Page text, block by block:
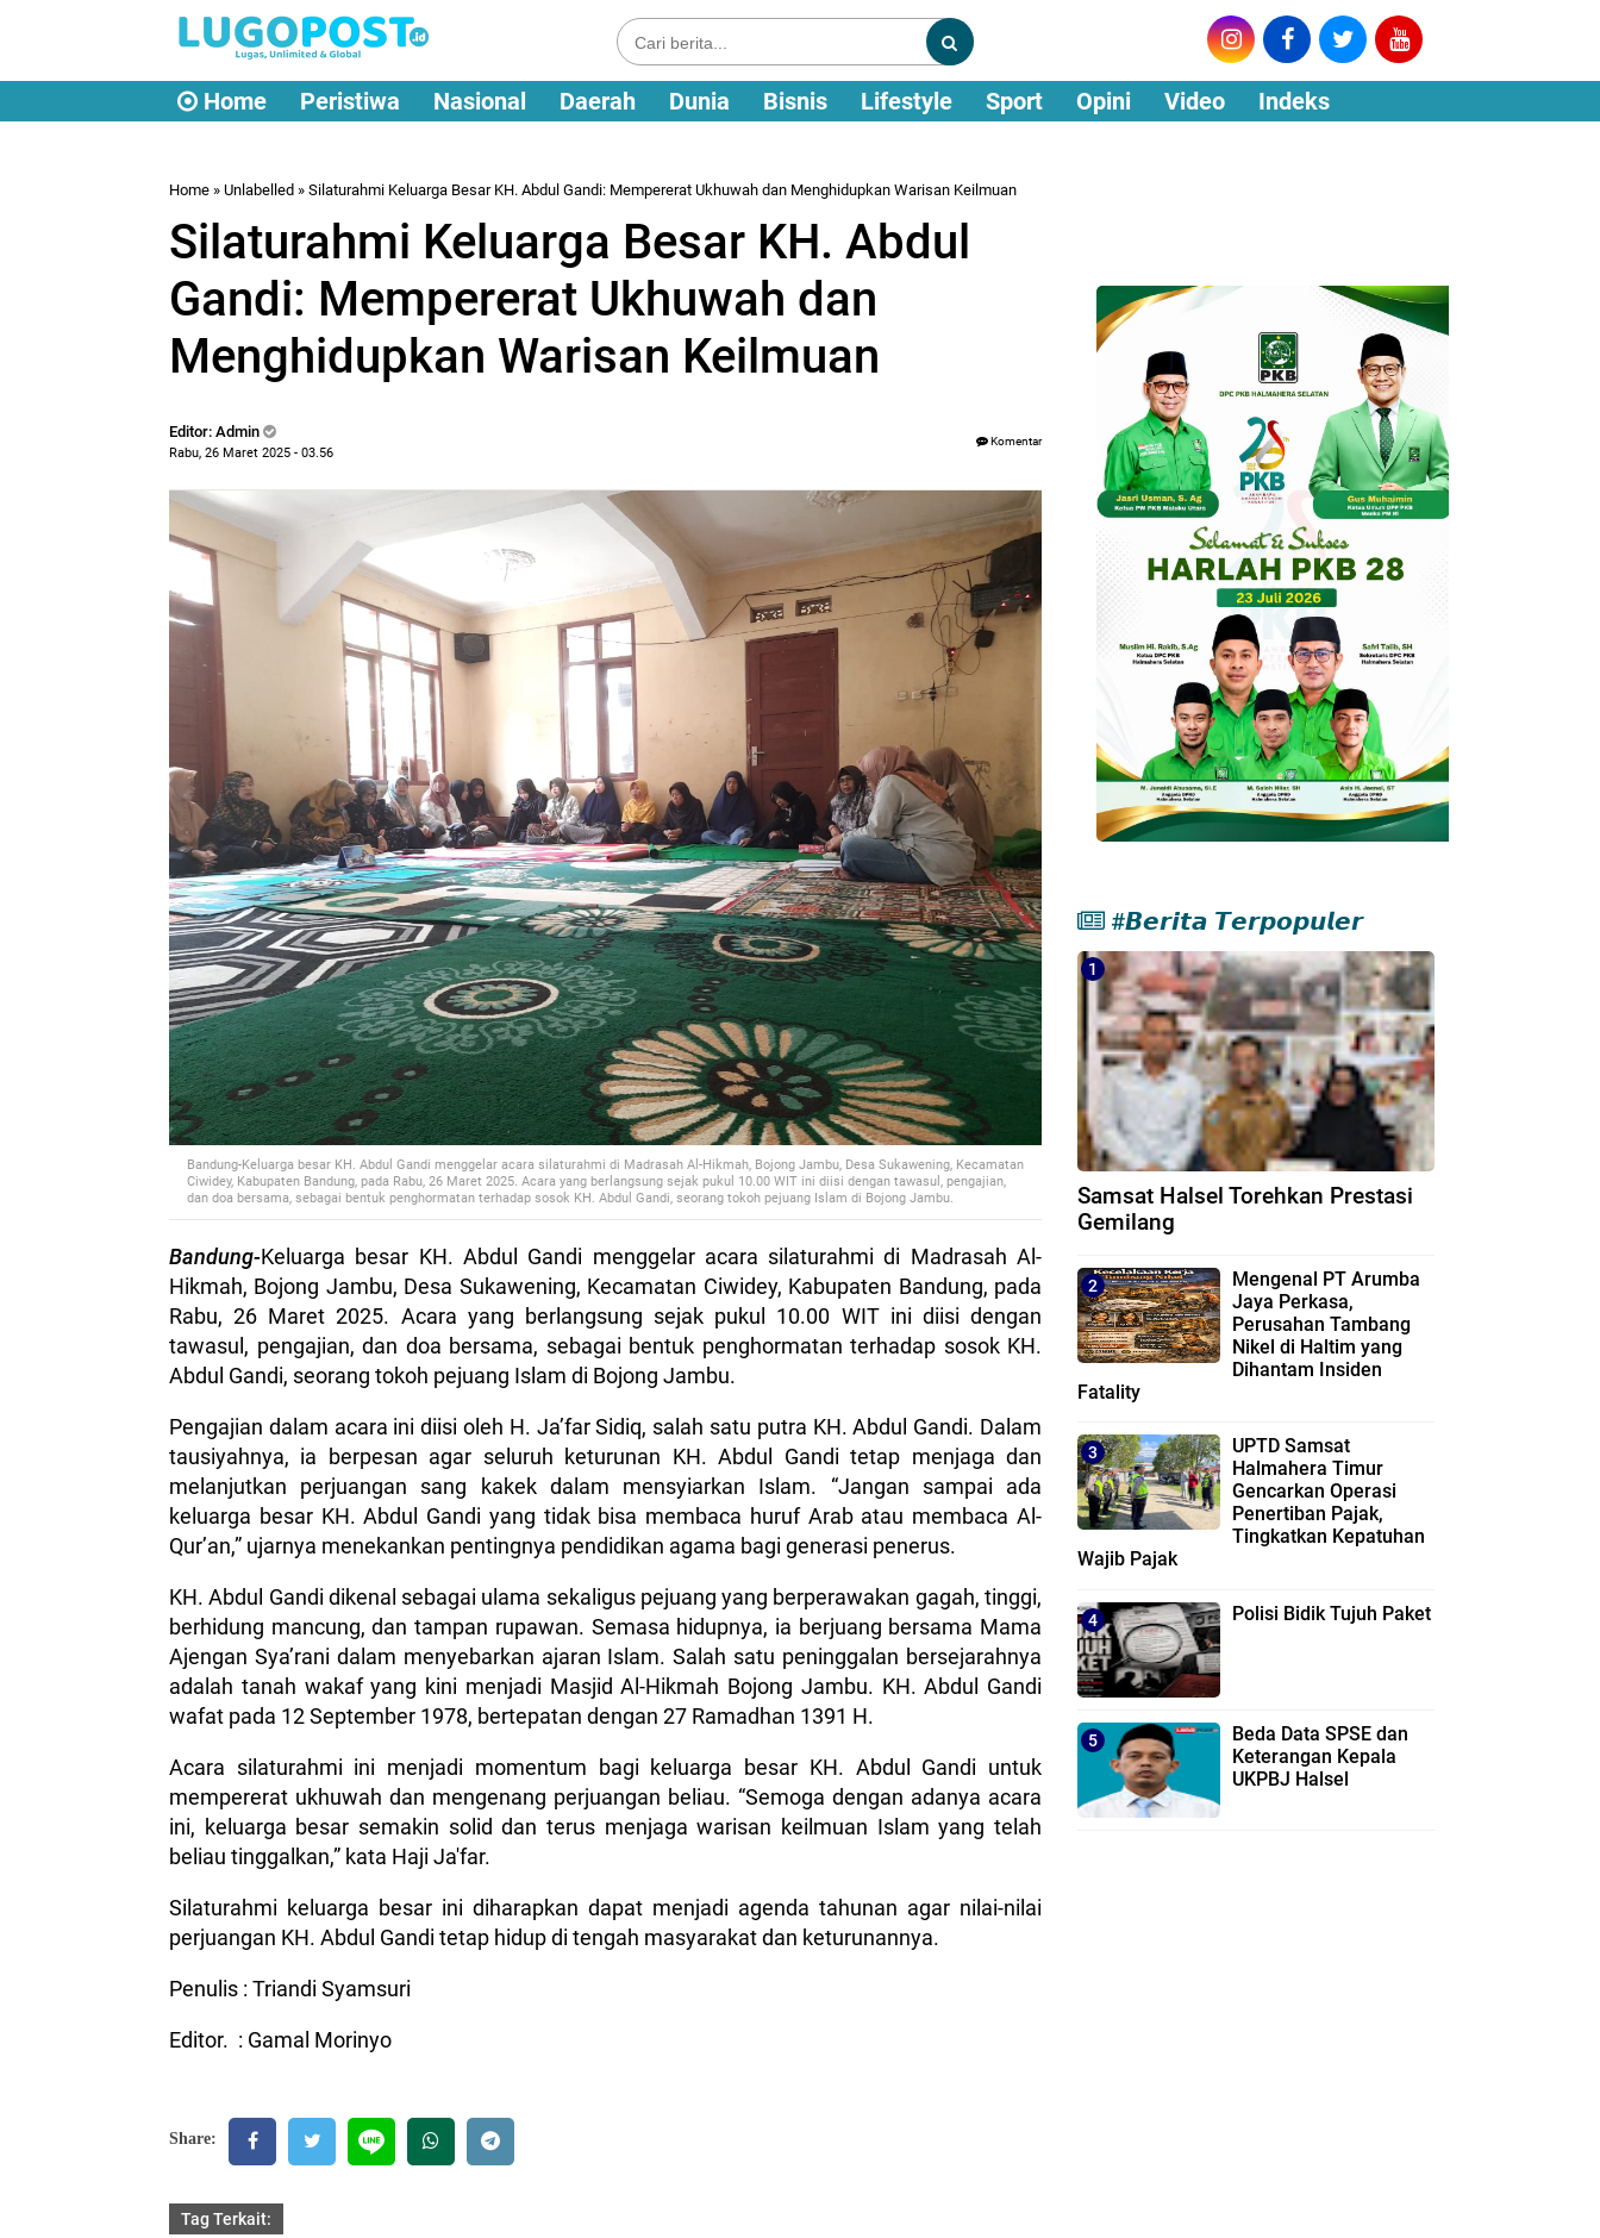
Home Peristiwa Nasional Daerah Dunia Bisnis Lifestyle Sport Opini Video Indeks
Home » Unlabelled » Silaturahmi Keluarga Besar KH. Abdul Gandi: Mempererat Ukhuwah dan Menghidupkan Warisan Keilmuan
Silaturahmi Keluarga Besar KH. Abdul
Gandi: Mempererat Ukhuwah dan
Menghidupkan Warisan Keilmuan
Editor: Admin
Rabu, 26 Maret 2025 - 03.56
Komentar
Bandung-Keluarga besar KH. Abdul Gandi menggelar acara silaturahmi di Madrasah Al-Hikmah, Bojong Jambu, Desa Sukawening, Kecamatan
Ciwidey, Kabupaten Bandung, pada Rabu, 26 Maret 2025. Acara yang berlangsung sejak pukul 10.00 WIT ini diisi dengan tawasul, pengajian,
dan doa bersama, sebagai bentuk penghormatan terhadap sosok KH. Abdul Gandi, seorang tokoh pejuang Islam di Bojong Jambu.
Bandung-Keluarga besar KH. Abdul Gandi menggelar acara silaturahmi di Madrasah Al-
Hikmah, Bojong Jambu, Desa Sukawening, Kecamatan Ciwidey, Kabupaten Bandung, pada
Rabu, 26 Maret 2025. Acara yang berlangsung sejak pukul 10.00 WIT ini diisi dengan
tawasul, pengajian, dan doa bersama, sebagai bentuk penghormatan terhadap sosok KH.
Abdul Gandi, seorang tokoh pejuang Islam di Bojong Jambu.
Pengajian dalam acara ini diisi oleh H. Ja’far Sidiq, salah satu putra KH. Abdul Gandi. Dalam
tausiyahnya, ia berpesan agar seluruh keturunan KH. Abdul Gandi tetap menjaga dan
melanjutkan perjuangan sang kakek dalam mensyiarkan Islam. “Jangan sampai ada
keluarga besar KH. Abdul Gandi yang tidak bisa membaca huruf Arab atau membaca Al-
Qur’an,” ujarnya menekankan pentingnya pendidikan agama bagi generasi penerus.
KH. Abdul Gandi dikenal sebagai ulama sekaligus pejuang yang berperawakan gagah, tinggi,
berhidung mancung, dan tampan rupawan. Semasa hidupnya, ia berjuang bersama Mama
Ajengan Sya’rani dalam menyebarkan ajaran Islam. Salah satu peninggalan bersejarahnya
adalah tanah wakaf yang kini menjadi Masjid Al-Hikmah Bojong Jambu. KH. Abdul Gandi
wafat pada 12 September 1978, bertepatan dengan 27 Ramadhan 1391 H.
Acara silaturahmi ini menjadi momentum bagi keluarga besar KH. Abdul Gandi untuk
mempererat ukhuwah dan mengenang perjuangan beliau. “Semoga dengan adanya acara
ini, keluarga besar semakin solid dan terus menjaga warisan keilmuan Islam yang telah
beliau tinggalkan,” kata Haji Ja'far.
Silaturahmi keluarga besar ini diharapkan dapat menjadi agenda tahunan agar nilai-nilai
perjuangan KH. Abdul Gandi tetap hidup di tengah masyarakat dan keturunannya.
Penulis : Triandi Syamsuri
Editor. : Gamal Morinyo
Share:
Tag Terkait:
#𝘽𝙚𝙧𝙞𝙩𝙖 𝙏𝙚𝙧𝙥𝙤𝙥𝙪𝙡𝙚𝙧
Samsat Halsel Torehkan Prestasi
Gemilang
Mengenal PT Arumba
Jaya Perkasa,
Perusahan Tambang
Nikel di Haltim yang
Dihantam Insiden
Fatality
UPTD Samsat
Halmahera Timur
Gencarkan Operasi
Penertiban Pajak,
Tingkatkan Kepatuhan
Wajib Pajak
Polisi Bidik Tujuh Paket
Beda Data SPSE dan
Keterangan Kepala
UKPBJ Halsel